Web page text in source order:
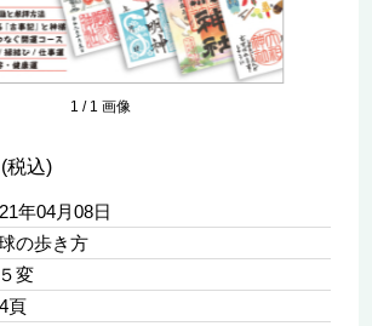
1 / 1 画像
込)
年04月08日
の歩き方
変
頁